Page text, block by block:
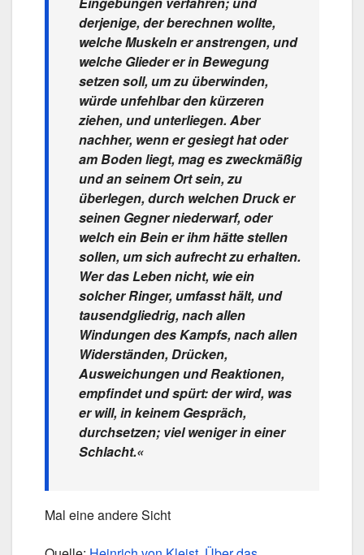
derjenige, der berechnen wollte,
welche Muskeln er anstrengen, und
welche Glieder er in Bewegung
setzen soll, um zu überwinden,
würde unfehlbar den kürzeren
ziehen, und unterliegen. Aber
nachher, wenn er gesiegt hat oder
am Boden liegt, mag es zweckmäßig
und an seinem Ort sein, zu
überlegen, durch welchen Druck er
seinen Gegner niederwarf, oder
welch ein Bein er ihm hätte stellen
sollen, um sich aufrecht zu erhalten.
Wer das Leben nicht, wie ein
solcher Ringer, umfasst hält, und
tausendgliedrig, nach allen
Windungen des Kampfs, nach allen
Widerständen, Drücken,
Ausweichungen und Reaktionen,
empfindet und spürt: der wird, was
er will, in keinem Gespräch,
durchsetzen; viel weniger in einer
Schlacht.«
Mal eine andere Sicht